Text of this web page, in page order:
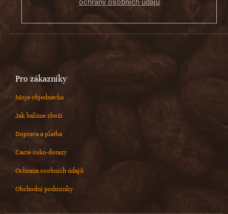
ochrany osobních údajů
Pro zákazníky
Moje objednávka
Jak balíme zboží
Doprava a platba
Časté čoko-dotazy
Ochrana osobních údajů
Obchodní podmínky